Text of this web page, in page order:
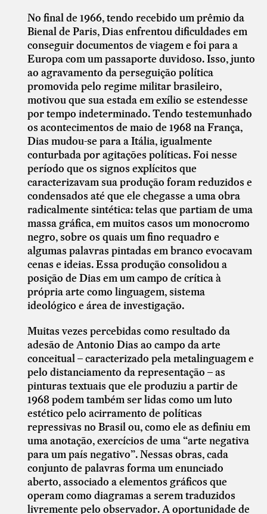
No final de 1966, tendo recebido um prêmio da
Bienal de Paris, Dias enfrentou dificuldades em
conseguir documentos de viagem e foi para a
Europa com um passaporte duvidoso. Isso, junto
ao agravamento da perseguição política
promovida pelo regime militar brasileiro,
motivou que sua estada em exílio se estendesse
por tempo indeterminado. Tendo testemunhado
os acontecimentos de maio de 1968 na França,
Dias mudou-se para a Itália, igualmente
conturbada por agitações políticas. Foi nesse
período que os signos explícitos que
caracterizavam sua produção foram reduzidos e
condensados até que ele chegasse a uma obra
radicalmente sintética: telas que partiam de uma
massa gráfica, em muitos casos um monocromo
negro, sobre os quais um fino requadro e
algumas palavras pintadas em branco evocavam
cenas e ideias. Essa produção consolidou a
posição de Dias em um campo de crítica à
própria arte como linguagem, sistema
ideológico e área de investigação.
Muitas vezes percebidas como resultado da
adesão de Antonio Dias ao campo da arte
conceitual – caracterizado pela metalinguagem e
pelo distanciamento da representação – as
pinturas textuais que ele produziu a partir de
1968 podem também ser lidas como um luto
estético pelo acirramento de políticas
repressivas no Brasil ou, como ele as definiu em
uma anotação, exercícios de uma “arte negativa
para um país negativo”. Nessas obras, cada
conjunto de palavras forma um enunciado
aberto, associado a elementos gráficos que
operam como diagramas a serem traduzidos
livremente pelo observador. A oportunidade de